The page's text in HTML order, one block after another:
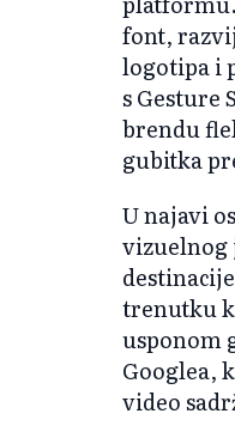
font,
logotipa i
s Gesture
brendu
gubitka
U najavi
vizuelnog
trenutku
usponom
Googlea,
video